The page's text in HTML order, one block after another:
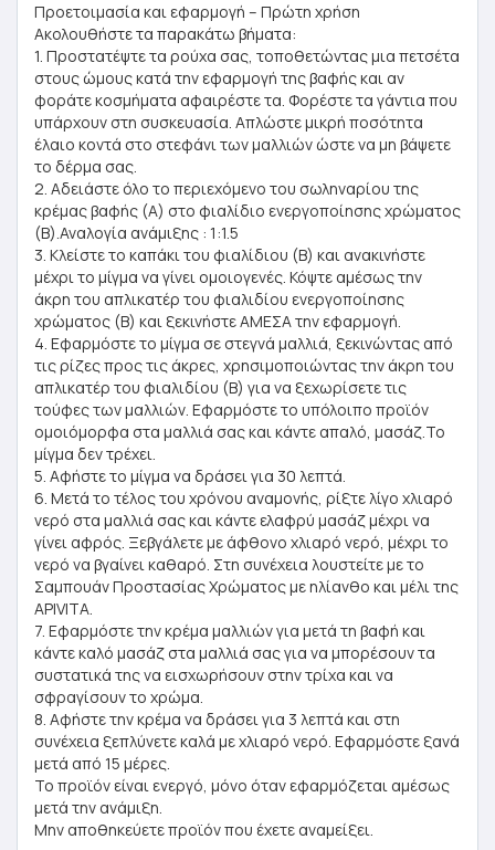
Προετοιμασία και εφαρμογή – Πρώτη χρήση
Ακολουθήστε τα παρακάτω βήματα:
1. Προστατέψτε τα ρούχα σας, τοποθετώντας μια πετσέτα
στους ώμους κατά την εφαρμογή της βαφής και αν
φοράτε κοσμήματα αφαιρέστε τα. Φορέστε τα γάντια που
υπάρχουν στη συσκευασία. Απλώστε μικρή ποσότητα
έλαιο κοντά στο στεφάνι των μαλλιών ώστε να μη βάψετε
το δέρμα σας.
2. Αδειάστε όλο το περιεχόμενο του σωληναρίου της
κρέμας βαφής (A) στο φιαλίδιο ενεργοποίησης χρώματος
(Β).Αναλογία ανάμιξης : 1:1.5
3. Κλείστε το καπάκι του φιαλίδιου (Β) και ανακινήστε
μέχρι το μίγμα να γίνει ομοιογενές. Κόψτε αμέσως την
άκρη του απλικατέρ του φιαλιδίου ενεργοποίησης
χρώματος (Β) και ξεκινήστε ΑΜΕΣΑ την εφαρμογή.
4. Εφαρμόστε το μίγμα σε στεγνά μαλλιά, ξεκινώντας από
τις ρίζες προς τις άκρες, χρησιμοποιώντας την άκρη του
απλικατέρ του φιαλιδίου (Β) για να ξεχωρίσετε τις
τούφες των μαλλιών. Εφαρμόστε το υπόλοιπο προϊόν
ομοιόμορφα στα μαλλιά σας και κάντε απαλό, μασάζ.Το
μίγμα δεν τρέχει.
5. Αφήστε το μίγμα να δράσει για 30 λεπτά.
6. Μετά το τέλος του χρόνου αναμονής, ρίξτε λίγο χλιαρό
νερό στα μαλλιά σας και κάντε ελαφρύ μασάζ μέχρι να
γίνει αφρός. Ξεβγάλετε με άφθονο χλιαρό νερό, μέχρι το
νερό να βγαίνει καθαρό. Στη συνέχεια λουστείτε με το
Σαμπουάν Προστασίας Χρώματος με ηλίανθο και μέλι της
APIVITA.
7. Εφαρμόστε την κρέμα μαλλιών για μετά τη βαφή και
κάντε καλό μασάζ στα μαλλιά σας για να μπορέσουν τα
συστατικά της να εισχωρήσουν στην τρίχα και να
σφραγίσουν το χρώμα.
8. Αφήστε την κρέμα να δράσει για 3 λεπτά και στη
συνέχεια ξεπλύνετε καλά με χλιαρό νερό. Εφαρμόστε ξανά
μετά από 15 μέρες.
Το προϊόν είναι ενεργό, μόνο όταν εφαρμόζεται αμέσως
μετά την ανάμιξη.
Μην αποθηκεύετε προϊόν που έχετε αναμείξει.